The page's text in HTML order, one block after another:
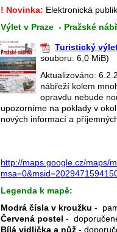
! Novinka: Elektronická
Výlet v Praze - Pražské
Turistický
souboru: 6,0 MiB)
Aktualizováno:
nábřeží kolem
opravdu nebude
upozorníme na poklady v
nových informací a
http://maps.google.cz/maps/
Legenda k mapě:
Modrá čísla v kroužku -
Červená postel -
Bílá vidlička a nůž -